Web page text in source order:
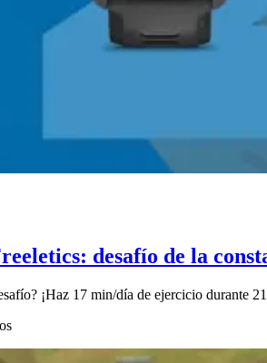
desafío de la
¡Haz 17 min/día de ejercicio durante